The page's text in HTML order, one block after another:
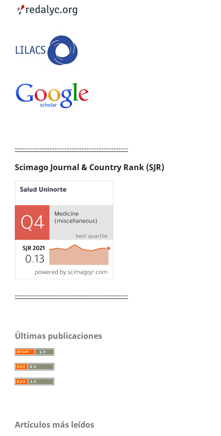
----------------------------------------------
Scimago Journal & Country Rank (SJR)
----------------------------------------------
Últimas publicaciones
Artículos más leídos